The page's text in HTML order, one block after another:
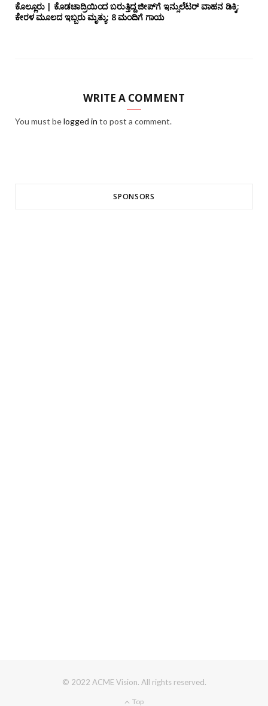
ಕೊಲ್ಲೂರು | ಕೊಡಚಾದ್ರಿಯಿಂದ ಬರುತ್ತಿದ್ದ ಜೀಪ್‌ಗೆ ಇನ್ಸುಲೆಟರ್ ವಾಹನ ಡಿಕ್ಕಿ;
ಕೇರಳ ಮೂಲದ ಇಬ್ಬರು ಮೃತ್ಯು: 8 ಮಂದಿಗೆ ಗಾಯ
WRITE A COMMENT
You must belogged in to post a comment.
SPONSORS
© 2022 ACME Vision. All rights reserved.
Top